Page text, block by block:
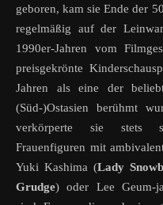
geboren, kam sie Ende der
regelmäßig auf der
1990er-Jahren vom
preisgekrönte
Jahren als eine der
(Süd-)Ostasien berühmt
verkörperte sie stets
Frauenfiguren mit
Yuki Kashima (Lady
Grudge) oder Lee Geum-